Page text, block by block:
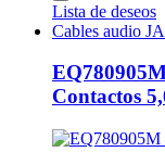
Lista de deseos
Cables audio
Contactos